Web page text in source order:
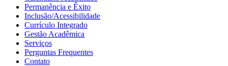
Permanência e Êxito
Inclusão/Acessibilidade
Currículo Integrado
Gestão Acadêmica
Serviços
Perguntas Frequentes
Contato